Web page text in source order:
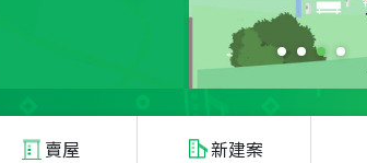
賣屋 新建案